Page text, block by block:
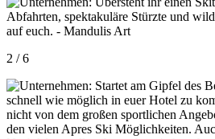
2 / 6